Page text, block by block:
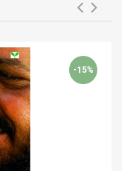
-15%